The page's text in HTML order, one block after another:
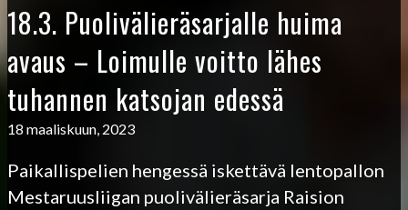
18.3. Puolivälieräsarjalle huima
avaus – Loimulle voitto lähes
tuhannen katsojan edessä
18 maaliskuun, 2023
Paikallispelien hengessä iskettävä lentopallon
Mestaruusliigan puolivälieräsarja Raision